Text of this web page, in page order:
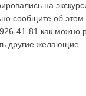
на
сообщите об
41-81 как можно
другие желающие.